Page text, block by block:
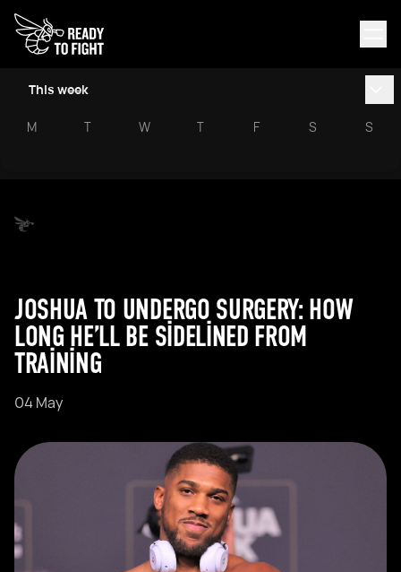
This week
M T W T F S S
JOSHUA TO UNDERGO SURGERY: HOW
LONG HE’LL BE SIDELINED FROM
TRAINING
04 May